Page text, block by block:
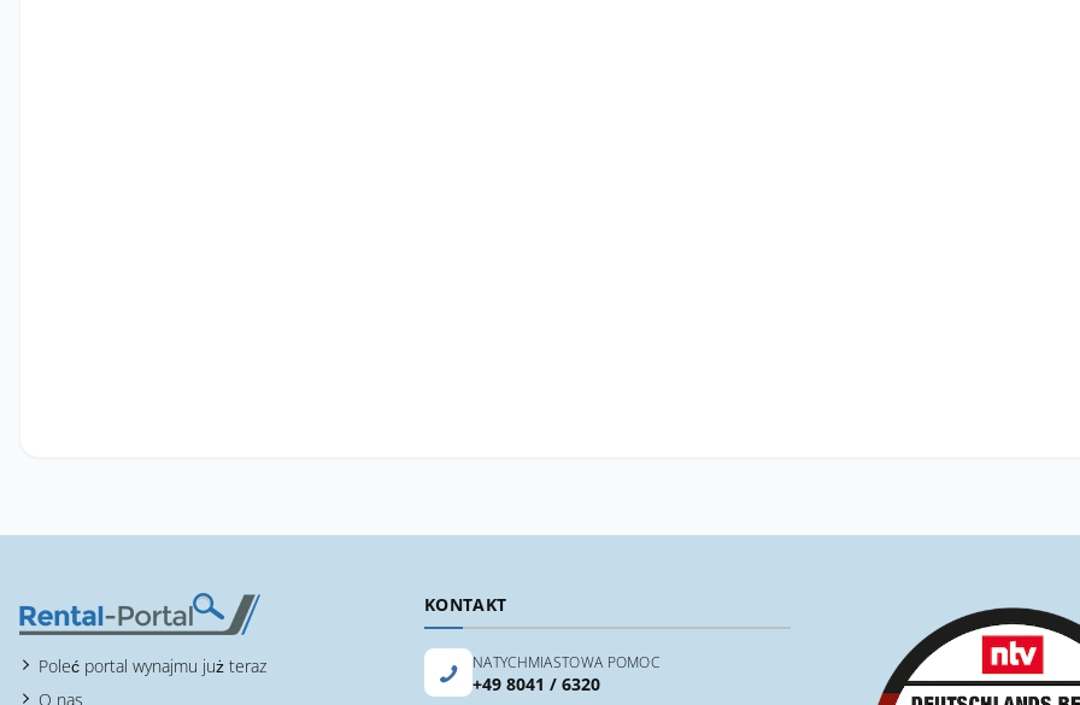
Poleć portal wynajmu już teraz
O nas
KONTAKT
NATYCHMIASTOWA POMOC
+49 8041 / 6320